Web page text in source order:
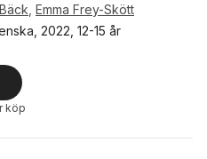
Emma Frey-Skött
2022 12-15 år
köp